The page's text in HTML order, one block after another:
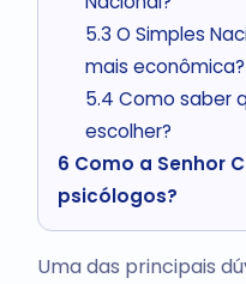
5.3 O Simples
mais econômica?
5.4 Como saber
escolher?
6 Como a Senhor
psicólogos?
Uma das principais